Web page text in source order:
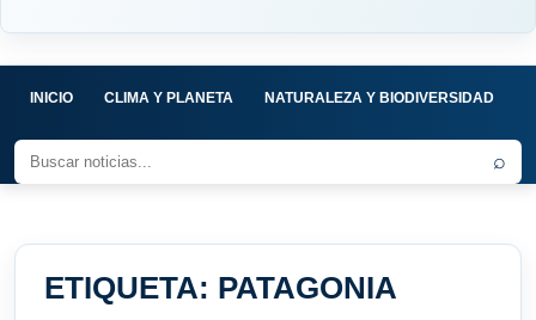
INICIO CLIMA Y PLANETA NATURALEZA Y BIODIVERSIDAD
⌕
ETIQUETA: PATAGONIA